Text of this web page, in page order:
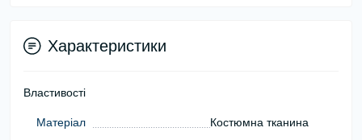
Характеристики
Властивості
Матеріал Костюмна тканина